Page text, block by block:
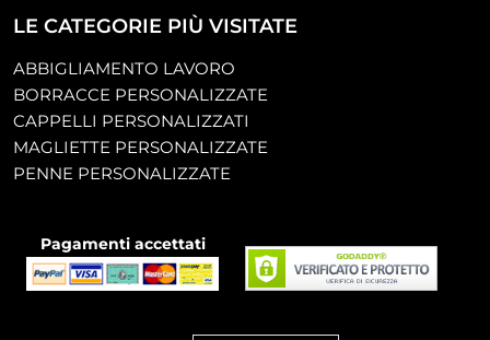
LE CATEGORIE PIÙ VISITATE
ABBIGLIAMENTO LAVORO
BORRACCE PERSONALIZZATE
CAPPELLI PERSONALIZZATI
MAGLIETTE PERSONALIZZATE
PENNE PERSONALIZZATE
Pagamenti accettati